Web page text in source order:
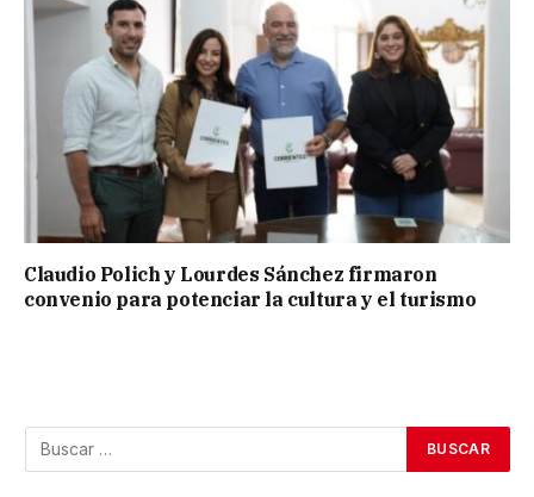
Claudio Polich y Lourdes Sánchez firmaron
convenio para potenciar la cultura y el turismo